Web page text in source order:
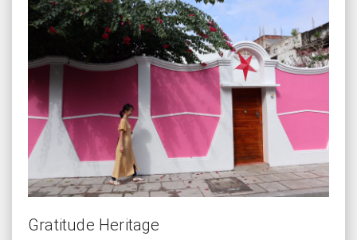
Gratitude Heritage